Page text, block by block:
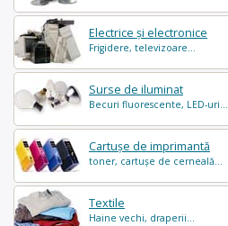
Electrice și electronice
Frigidere, televizoare...
Surse de iluminat
Becuri fluorescente, LED-uri...
Cartușe de imprimantă
toner, cartușe de cerneală...
Textile
Haine vechi, draperii...